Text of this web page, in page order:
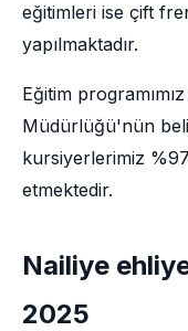
eğitimleri ise çift
yapılmaktadır.
Eğitim
Müdürlüğü'nün
kursiyerlerimiz
etmektedir.
Nailiye
2025